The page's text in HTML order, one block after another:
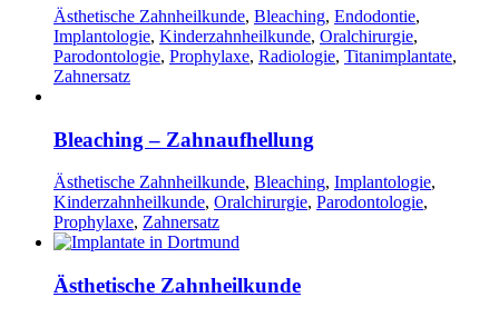
Ästhetische Zahnheilkunde, Bleaching, Endodontie,
Implantologie, Kinderzahnheilkunde, Oralchirurgie,
Parodontologie, Prophylaxe, Radiologie, Titanimplantate,
Zahnersatz
Bleaching – Zahnaufhellung
Ästhetische Zahnheilkunde, Bleaching, Implantologie,
Kinderzahnheilkunde, Oralchirurgie, Parodontologie,
Prophylaxe, Zahnersatz
Ästhetische Zahnheilkunde